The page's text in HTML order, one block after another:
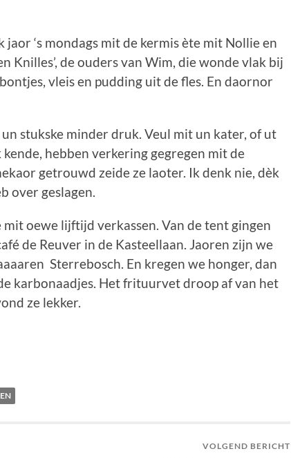
jaor ‘s mondags mit de kermis ète mit Nollie en
Knilles’, de ouders van Wim, die wonde vlak bij
vleis en pudding uit de fles. En daornor
stukske minder druk. Veul mit un kater, of ut
kende, hebben verkering gegregen mit de
getrouwd zeide ze laoter. Ik denk nie, dèk
over geslagen.
oewe lijftijd verkassen. Van de tent gingen
de Reuver in de Kasteellaan. Jaoren zijn we
Sterrebosch. En kregen we honger, dan
karbonaadjes. Het frituurvet droop af van het
ze lekker.
VOLGEND BERICHT